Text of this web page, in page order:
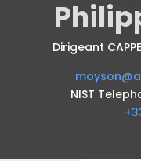
Dirigeant
NIST